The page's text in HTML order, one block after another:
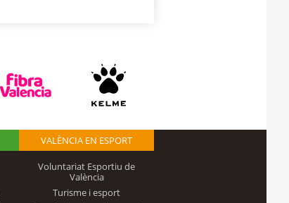
VALÈNCIA EN ESPORT
Voluntariat Esportiu de
València
Turisme i esport